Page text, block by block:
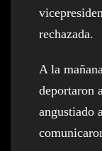
rechazada.
A la
deportaron
angustiado